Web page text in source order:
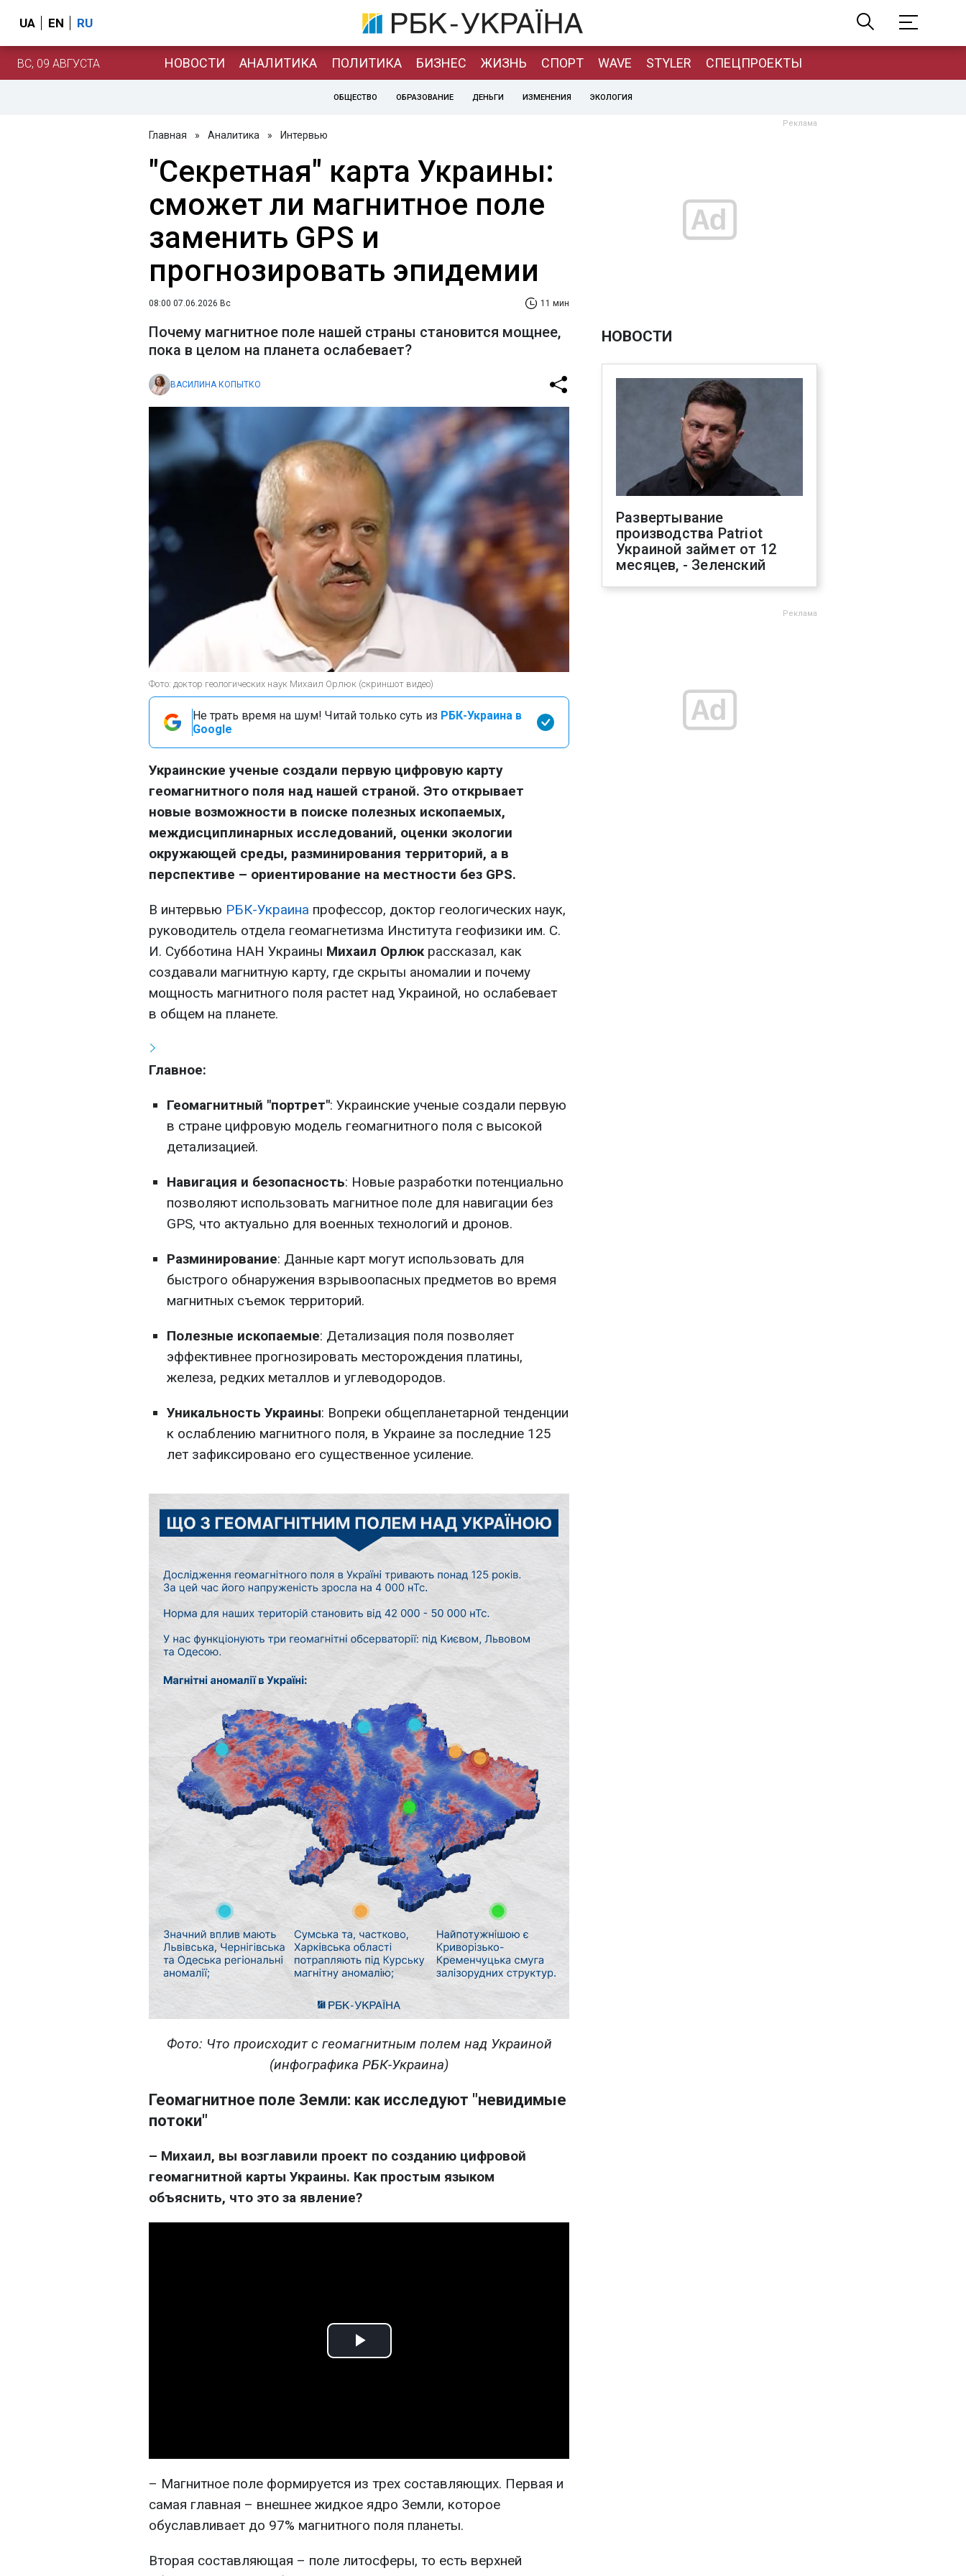
UA EN RU
ВС, 09 АВГУСТА НОВОСТИ АНАЛИТИКА ПОЛИТИКА БИЗНЕС ЖИЗНЬ СПОРТ WAVE STYLER СПЕЦПРОЕКТЫ
ОБЩЕСТВО ОБРАЗОВАНИЕ ДЕНЬГИ ИЗМЕНЕНИЯ ЭКОЛОГИЯ
Главная » Аналитика » Интервью
"Секретная" карта Украины:
сможет ли магнитное поле
заменить GPS и
прогнозировать эпидемии
08:00 07.06.2026 Вс 11 мин
Почему магнитное поле нашей страны становится мощнее,
пока в целом на планета ослабевает?
ВАСИЛИНА КОПЫТКО
Фото: доктор геологических наук Михаил Орлюк (скриншот видео)
Не трать время на шум! Читай только суть из РБК-Украина в
Google
Украинские ученые создали первую цифровую карту
геомагнитного поля над нашей страной. Это открывает
новые возможности в поиске полезных ископаемых,
междисциплинарных исследований, оценки экологии
окружающей среды, разминирования территорий, а в
перспективе – ориентирование на местности без GPS.
В интервью РБК-Украина профессор, доктор геологических наук,
руководитель отдела геомагнетизма Института геофизики им. С.
И. Субботина НАН Украины Михаил Орлюкрассказал, как
создавали магнитную карту, где скрыты аномалии и почему
мощность магнитного поля растет над Украиной, но ослабевает
в общем на планете.
Главное:
Геомагнитный "портрет": Украинские ученые создали первую
в стране цифровую модель геомагнитного поля с высокой
детализацией.
Навигация и безопасность: Новые разработки потенциально
позволяют использовать магнитное поле для навигации без
GPS, что актуально для военных технологий и дронов.
Разминирование: Данные карт могут использовать для
быстрого обнаружения взрывоопасных предметов во время
магнитных съемок территорий.
Полезные ископаемые: Детализация поля позволяет
эффективнее прогнозировать месторождения платины,
железа, редких металлов и углеводородов.
Уникальность Украины: Вопреки общепланетарной тенденции
к ослаблению магнитного поля, в Украине за последние 125
лет зафиксировано его существенное усиление.
Фото: Что происходит с геомагнитным полем над Украиной
(инфографика РБК-Украина)
Геомагнитное поле Земли: как исследуют "невидимые
потоки"
– Михаил, вы возглавили проект по созданию цифровой
геомагнитной карты Украины. Как простым языком
объяснить, что это за явление?
Play
– Магнитное поле формируется из трех составляющих. Первая и
самая главная – внешнее жидкое ядро Земли, которое
обуславливает до 97% магнитного поля планеты.
Вторая составляющая – поле литосферы, то есть верхней
НОВОСТИ
Развертывание
производства Patriot
Украиной займет от 12
месяцев, - Зеленский